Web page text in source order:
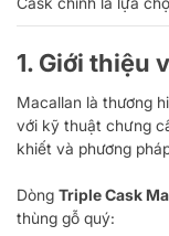
1. Giới thiệu
Macallan là thương
với kỹ thuật chưng
khiết và phương
Dòng Triple Cask
thùng gỗ quý: